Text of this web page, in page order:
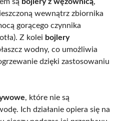
wewnątrz zbiornika
gorącego czynnika
Z kolei bojlery
wodny, co umożliwia
dzięki zastosowaniu
, które nie są
Ich działanie opiera się na